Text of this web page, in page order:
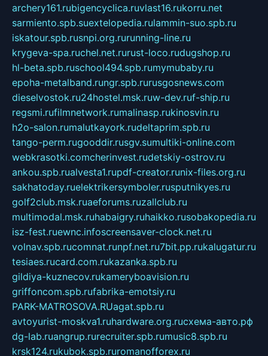
archery161.rubigencyclica.ruvlast16.rukorru.net
sarmiento.spb.suextelopedia.rulammin-suo.spb.ru
iskatour.spb.rusnpi.org.rurunning-line.ru
krygeva-spa.ruchel.net.rurust-loco.rudugshop.ru
hl-beta.spb.ruschool494.spb.rumymubaby.ru
epoha-metalband.rungr.spb.rurusgosnews.com
dieselvostok.ru24hostel.msk.ruw-dev.ruf-ship.ru
regsmi.rufilmnetwork.rumalinasp.rukinosvin.ru
h2o-salon.rumalutkayork.rudeltaprim.spb.ru
tango-perm.rugooddir.rusgv.sumultiki-online.com
webkrasotki.comcherinvest.rudetskiy-ostrov.ru
ankou.spb.rualvesta1.rupdf-creator.runix-files.org.ru
sakhatoday.ruelektrikersymboler.rusputnikyes.ru
golf2club.msk.ruaeforums.ruzallclub.ru
multimodal.msk.ruhabaigry.ruhaikko.rusobakopedia.ru
isz-fest.ruewnc.infoscreensaver-clock.net.ru
volnav.spb.rucomnat.runpf.net.ru7bit.pp.rukalugatur.ru
tesiaes.rucard.com.rukazanka.spb.ru
gildiya-kuznecov.rukameryboavision.ru
griffoncom.spb.rufabrika-emotsiy.ru
PARK-MATROSOVA.RUagat.spb.ru
avtoyurist-moskva1.ruhardware.org.ruсхема-авто.рф
dg-lab.ruangrup.rurecruiter.spb.rumusic8.spb.ru
krsk124.rukubok.spb.ruromanofforex.ru